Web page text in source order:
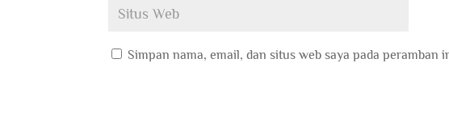
Simpan nama, email, dan situs web saya pada peramban